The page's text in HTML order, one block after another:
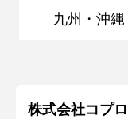
九州・沖縄
株式会社コプ